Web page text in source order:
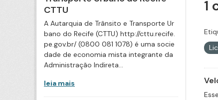
CTTU
A Autarquia de Trânsito e Transporte Ur
bano do Recife (CTTU) http://cttu.recife.
pe.gov.br/ (0800 081 1078) é uma socie
dade de economia mista integrante da
Administração Indireta...
leia mais
1